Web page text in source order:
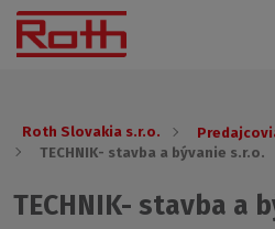
Roth Slovakia s.r.o.
TECHNIK- stavba a bývanie s.r.o.
TECHNIK- stavba a